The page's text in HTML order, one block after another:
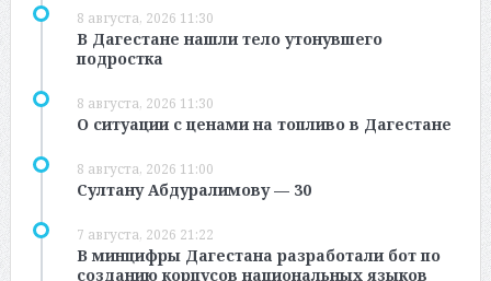
8 августа, 2026 11:30
В Дагестане нашли тело утонувшего
подростка
8 августа, 2026 11:30
О ситуации с ценами на топливо в Дагестане
8 августа, 2026 11:00
Султану Абдуралимову — 30
7 августа, 2026 21:22
В минцифры Дагестана разработали бот по
созданию корпусов национальных языков